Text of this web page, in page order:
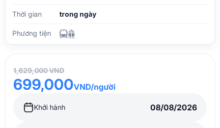
Thời gian trong ngày
Phương tiện
1,629,000 VND
699,000VND/người
Khởi hành